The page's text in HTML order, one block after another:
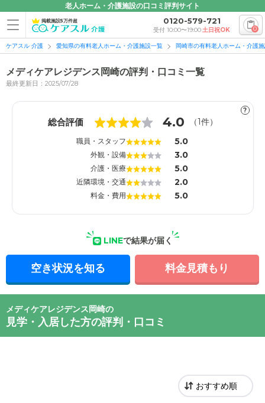
老人ホーム・介護施設の口コミ評判サイト
掲載施設5万件超 0120-579-721
受付 10:00〜19:00土日祝OK 0
ケアスル 介護 愛知県の有料老人ホーム・介護施設一覧 岡崎市の有料老人ホーム・介護
メディケアレジデンス岡崎の評判・口コミ一覧
最終更新日：2025/07/28
?
総合評価 4.0 （1件）
職員・スタッフ 5.0
外観・設備 3.0
介護・医療 5.0
近隣環境・交通 2.0
料金・費用 5.0
LINEで結果が届く
空き状況を知る 料金見積もり
メディケアレジデンス岡崎の
見学・入居した方の評判・口コミ